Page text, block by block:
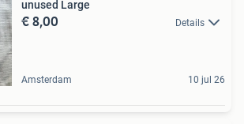
unused Large
€ 8,00 Details
Amsterdam 10 jul 26